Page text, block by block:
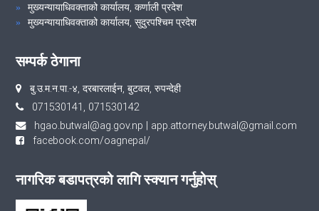
मुख्यन्यायाधिवक्ताको कार्यालय, कर्णाली प्रदेश
मुख्यन्यायाधिवक्ताको कार्यालय, सुदुरपश्चिम प्रदेश
सम्पर्क ठेगाना
बु.उ‍‌.म.न.पा.-४, दरबारलाईन, बुटवल, रुपन्देही
071530141, 071530142
hgao.butwal@ag.gov.np | app.attorney.butwal@gmail.com
facebook.com/oagnepal/
नागरिक बडापत्रको लागि स्क्यान गर्नुहोस्